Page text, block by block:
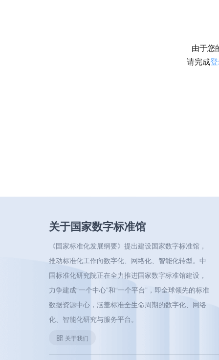
由于您
请完成
关于国家数字标准馆
《国家标准化发展纲要》提出建设国家数字标准馆，
推动标准化工作向数字化、网络化、智能化转型。中
国标准化研究院正在全力推进国家数字标准馆建设，
力争建成“一个中心”和“一个平台”，即全球领先的标准
数据资源中心，涵盖标准全生命周期的数字化、网络
化、智能化研究与服务平台。
关于我们